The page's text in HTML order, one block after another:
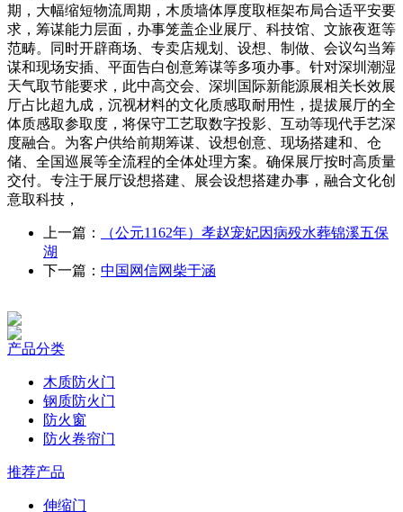
期，大幅缩短物流周期，木质墙体厚度取框架布局合适平安要
求，筹谋能力层面，办事笼盖企业展厅、科技馆、文旅夜逛等
范畴。同时开辟商场、专卖店规划、设想、制做、会议勾当筹
谋和现场安插、平面告白创意筹谋等多项办事。针对深圳潮湿
天气取节能要求，此中高交会、深圳国际新能源展相关长效展
厅占比超九成，沉视材料的文化质感取耐用性，提拔展厅的全
体质感取参取度，将保守工艺取数字投影、互动等现代手艺深
度融合。为客户供给前期筹谋、设想创意、现场搭建和、仓
储、全国巡展等全流程的全体处理方案。确保展厅按时高质量
交付。专注于展厅设想搭建、展会设想搭建办事，融合文化创
意取科技，
上一篇：
（公元1162年）孝赵宠妃因病殁水葬锦溪五保
湖
下一篇： 中国网信网柴于涵
产品分类
木质防火门
钢质防火门
防火窗
防火卷帘门
推荐产品
伸缩门